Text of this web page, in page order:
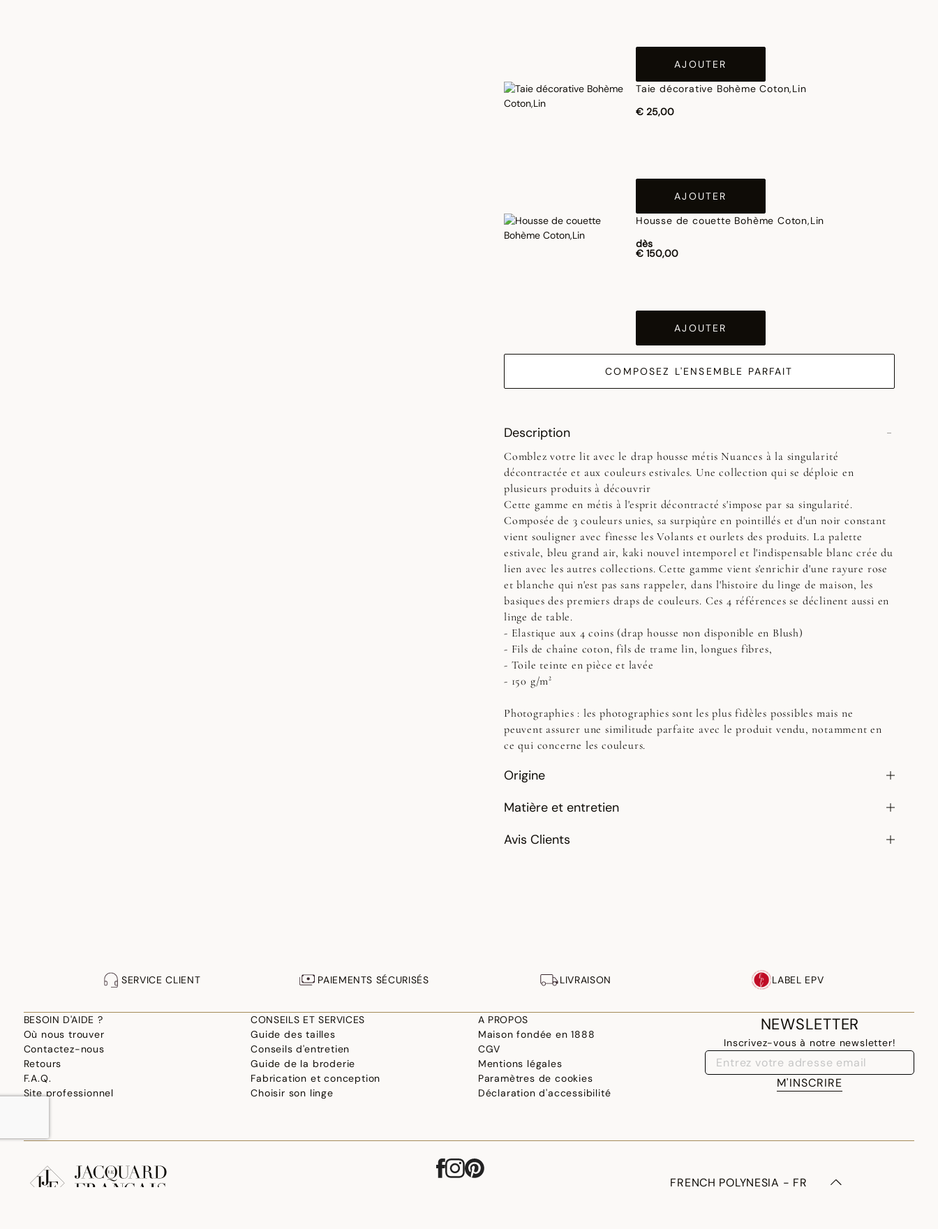
AJOUTER
Taie décorative Bohème Coton,Lin
€ 25,00
AJOUTER
Housse de couette Bohème Coton,Lin
dès
€ 150,00
AJOUTER
COMPOSEZ L'ENSEMBLE PARFAIT
Description
Comblez votre lit avec le drap housse métis Nuances à la singularité
décontractée et aux couleurs estivales. Une collection qui se déploie en
plusieurs produits à découvrir
Cette gamme en métis à l'esprit décontracté s'impose par sa singularité.
Composée de 3 couleurs unies, sa surpiqûre en pointillés et d'un noir constant
vient souligner avec finesse les Volants et ourlets des produits. La palette
estivale, bleu grand air, kaki nouvel intemporel et l'indispensable blanc crée du
lien avec les autres collections. Cette gamme vient s'enrichir d'une rayure rose
et blanche qui n'est pas sans rappeler, dans l'histoire du linge de maison, les
basiques des premiers draps de couleurs. Ces 4 références se déclinent aussi en
linge de table.
- Elastique aux 4 coins (drap housse non disponible en Blush)
- Fils de chaîne coton, fils de trame lin, longues fibres,
- Toile teinte en pièce et lavée
- 150 g/m²
Photographies : les photographies sont les plus fidèles possibles mais ne
peuvent assurer une similitude parfaite avec le produit vendu, notamment en
ce qui concerne les couleurs.
Origine
Matière et entretien
Avis Clients
SERVICE CLIENT PAIEMENTS SÉCURISÉS LIVRAISON LABEL EPV
BESOIN D'AIDE ?
Où nous trouver
Contactez-nous
Retours
F.A.Q.
Site professionnel
CONSEILS ET SERVICES
Guide des tailles
Conseils d'entretien
Guide de la broderie
Fabrication et conception
Choisir son linge
A PROPOS
Maison fondée en 1888
CGV
Mentions légales
Paramètres de cookies
Déclaration d'accessibilité
NEWSLETTER
Inscrivez-vous à notre newsletter!
M'INSCRIRE
FRENCH POLYNESIA - FR